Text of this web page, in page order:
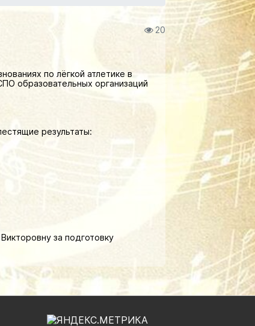
20
по лёгкой атлетике в
образовательных организаций
результаты:
за подготовку